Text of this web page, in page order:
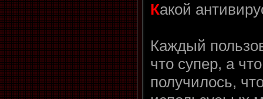
Какой
Каждый
что супер, а
получилось,